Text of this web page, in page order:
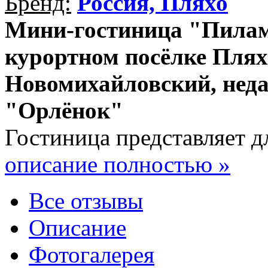
Мини-гостиница
курортном посёлке
Новомихайловский,
"Орлёнок"
Гостиница представляет
описание полностью »
Все отзывы
Описание
Фотогалерея